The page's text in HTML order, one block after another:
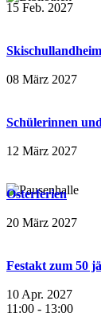
15 Feb. 2027
08 März 2027
Schülerinnen
12 März 2027
Osterferien
20 März 2027
Festakt zum 50
10 Apr. 2027
11:00 - 13:00